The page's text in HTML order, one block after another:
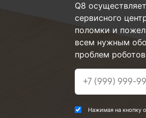
Q8
сервисного
поломки и
всем нужным
проблем
Нажимая на кнопку